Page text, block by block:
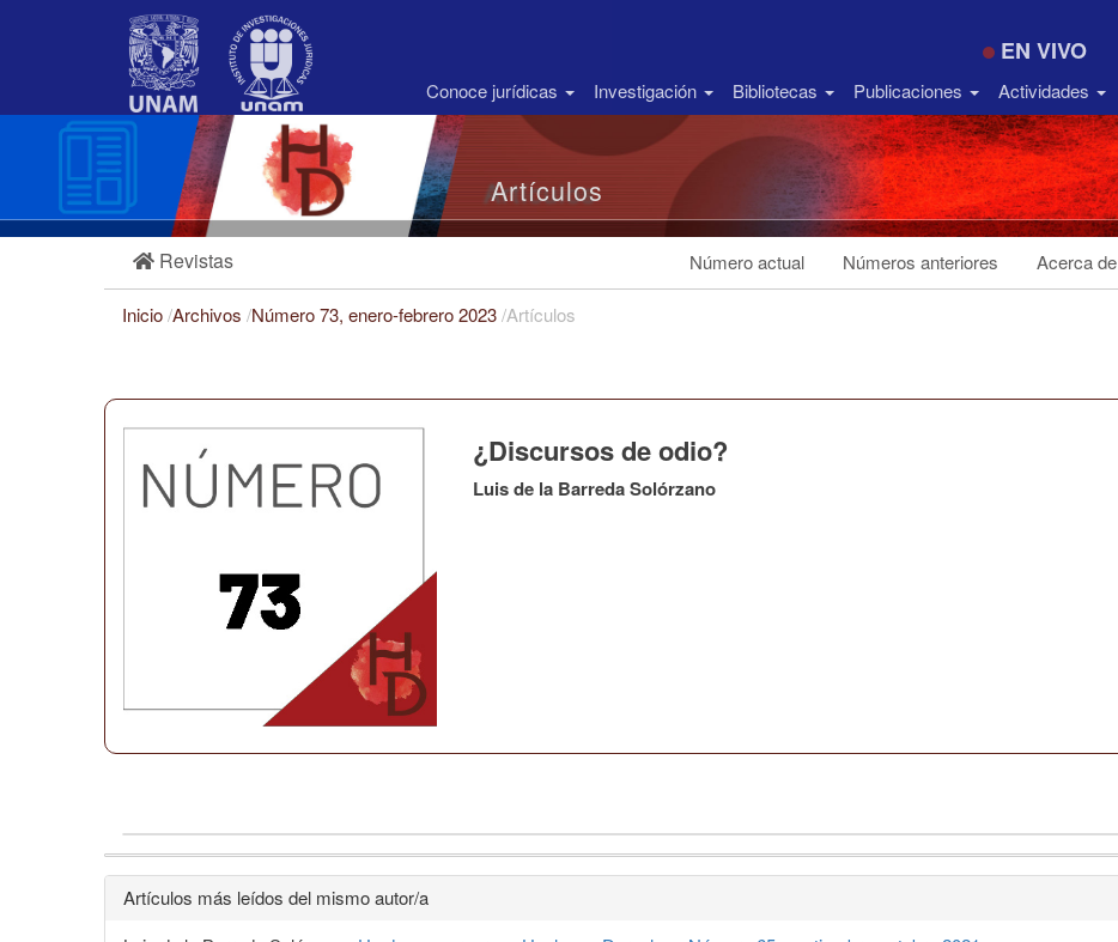
Barra
EN VIVO
Conoce jurídicas Investigación Bibliotecas Publicaciones Actividades
Artículos
Revistas Número actual Números anteriores Acerca de
Inicio/Archivos /Número 73, enero-febrero 2023/Artículos
¿Discursos de odio?
Luis de la Barreda Solórzano
Detalles
Artículos más leídos del mismo autor/a